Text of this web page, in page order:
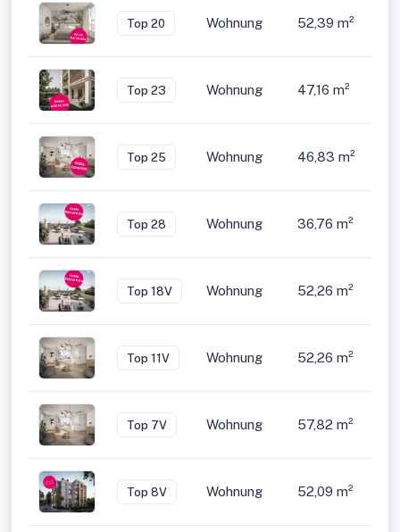
Top 20 Wohnung 52,39 m²
Top 23 Wohnung 47,16 m²
Top 25 Wohnung 46,83 m²
Top 28 Wohnung 36,76 m²
Top 18V Wohnung 52,26 m²
Top 11V Wohnung 52,26 m²
Top 7V Wohnung 57,82 m²
Top 8V Wohnung 52,09 m²